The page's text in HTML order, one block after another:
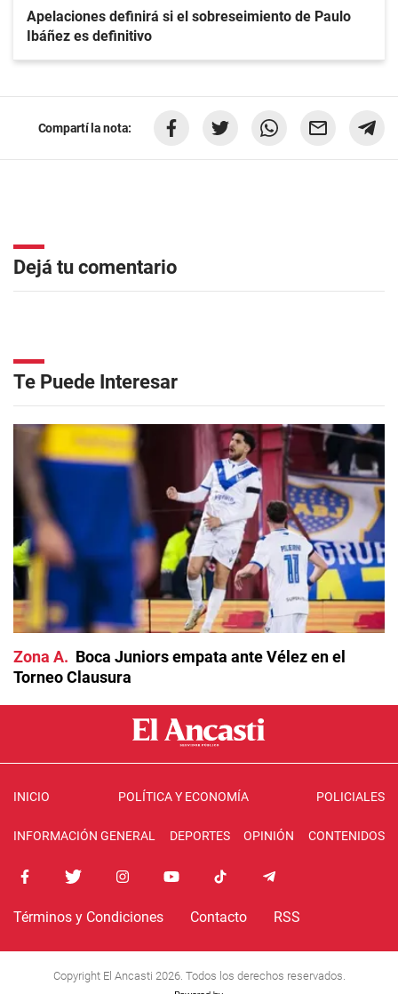
Apelaciones definirá si el sobreseimiento de Paulo
Ibáñez es definitivo
Compartí la nota:
Dejá tu comentario
Te Puede Interesar
Zona A
Boca Juniors empata ante Vélez en el
Torneo Clausura
INICIO POLÍTICA Y ECONOMÍA POLICIALES
INFORMACIÓN GENERAL DEPORTES OPINIÓN CONTENIDOS
Términos y Condiciones Contacto RSS
Copyright El Ancasti 2026. Todos los derechos reservados.